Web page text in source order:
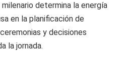
determina la energía
en la planificación de
y decisiones
la jornada.